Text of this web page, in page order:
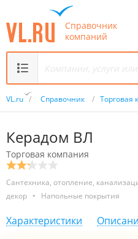
Справочник
компаний
VL.ru / Справочник / Торговая
Керадом ВЛ
Торговая компания
Сантехника, отопление,
декор • Напольные покрытия
Характеристики